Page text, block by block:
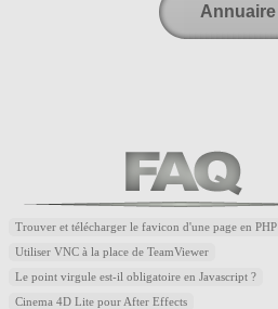
Annuaire
Trouver et télécharger le favicon d'une page en PHP
Utiliser VNC à la place de TeamViewer
Le point virgule est-il obligatoire en Javascript ?
Cinema 4D Lite pour After Effects